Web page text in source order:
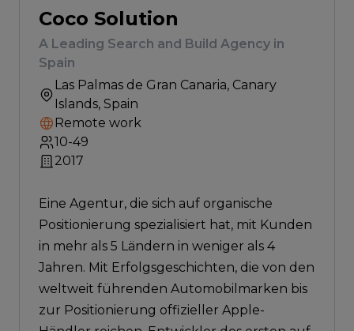
Coco Solution
A Leading Search and Build Agency in
Spain
Las Palmas de Gran Canaria, Canary
Islands, Spain
Remote work
10-49
2017
Eine Agentur, die sich auf organische
Positionierung spezialisiert hat, mit Kunden
in mehr als 5 Ländern in weniger als 4
Jahren. Mit Erfolgsgeschichten, die von den
weltweit führenden Automobilmarken bis
zur Positionierung offizieller Apple-